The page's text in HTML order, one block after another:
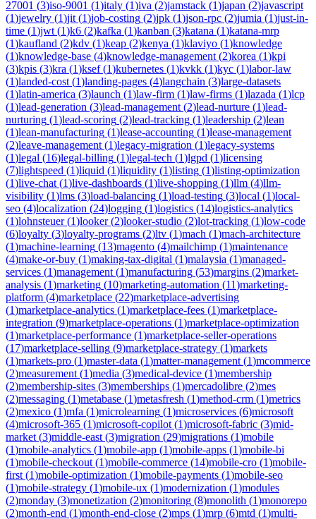
27001 (3)iso-9001 (1)italy (1)iva (2)jamstack (1)japan (2)javascript
(1)jewelry (1)jit (1)job-costing (2)jpk (1)json-rpc (2)jumia (1)just-in-
time (1)jwt (1)k6 (2)kafka (1)kanban (3)katana (1)katana-mrp
(1)kaufland (2)kdv (1)keap (2)kenya (1)klaviyo (1)knowledge
(1)knowledge-base (4)knowledge-management (2)korea (1)kpi
(3)kpis (3)kra (1)ksef(1)kubernetes (1)kvkk (1)kyc (1)labor-law
(1)landed-cost (1)landing-pages (4)langchain (3)large-datasets
(1)latin-america (3)launch (1)law-firm (1)law-firms (1)lazada (1)lcp
(1)lead-generation (3)lead-management (2)lead-nurture (1)lead-
nurturing (1)lead-scoring (2)lead-tracking (1)leadership (2)lean
(1)lean-manufacturing (1)lease-accounting (1)lease-management
(2)leave-management (1)legacy-migration (1)legacy-systems
(1)legal (16)legal-billing (1)legal-tech (1)lgpd (1)licensing
(7)lightspeed (1)liquid (1)liquidity (1)listing (1)listing-optimization
(1)live-chat (1)live-dashboards (1)live-shopping (1)llm (4)llm-
visibility (1)lms (3)load-balancing (1)load-testing (3)local (1)local-
seo (4)localization (24)logging (1)logistics (14)logistics-analytics
(1)lohnsteuer(1)looker(2)looker-studio (2)lot-tracking (1)low-code
(6)loyalty (3)loyalty-programs (2)ltv (1)mach (1)mach-architecture
(1)machine-learning (13)magento (4)mailchimp (1)maintenance
(4)make-or-buy (1)making-tax-digital (1)malaysia (1)managed-
services (1)management (1)manufacturing (53)margins (2)market-
analysis (1)marketing (10)marketing-automation (11)marketing-
platform (4)marketplace (22)marketplace-advertising
(1)marketplace-analytics (1)marketplace-fees (1)marketplace-
integration (9)marketplace-operations (1)marketplace-optimization
(1)marketplace-performance (1)marketplace-seller-operations
(17)marketplace-selling (9)marketplace-strategy (1)markets
(1)markets-pro (1)master-data (1)matter-management (1)mcommerce
(2)measurement (1)media (3)medical-device (1)membership
(2)membership-sites (3)memberships (1)mercadolibre (2)mes
(2)messaging (1)metabase (1)metasfresh (1)method-crm (1)metrics
(2)mexico (1)mfa (1)microlearning (1)microservices (6)microsoft
(4)microsoft-365 (1)microsoft-copilot (1)microsoft-fabric (3)mid-
market (3)middle-east (3)migration (29)migrations (1)mobile
(1)mobile-analytics (1)mobile-app (1)mobile-apps (1)mobile-bi
(1)mobile-checkout (1)mobile-commerce (14)mobile-cro (1)mobile-
first (1)mobile-optimization (1)mobile-payments (1)mobile-seo
(1)mobile-strategy (1)mobile-ux (1)modernization (1)modules
(2)monday (3)monetization (2)monitoring (8)monolith (1)monorepo
(2)month-end (1)month-end-close (2)mps (1)mrp (6)mtd (1)multi-